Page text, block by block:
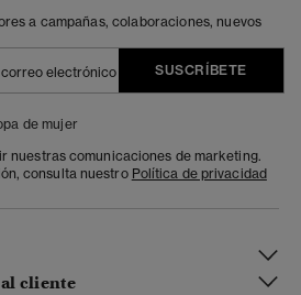
a campañas, colaboraciones, nuevos
SUSCRÍBETE
de mujer
nuestras comunicaciones de marketing.
consulta nuestro Política de privacidad
cliente